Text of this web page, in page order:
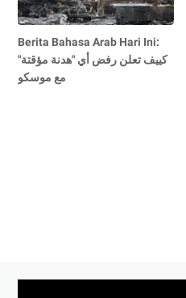
Berita Bahasa Arab Hari Ini:
كييف تعلن رفض أي "هدنة مؤقتة"
مع موسكو